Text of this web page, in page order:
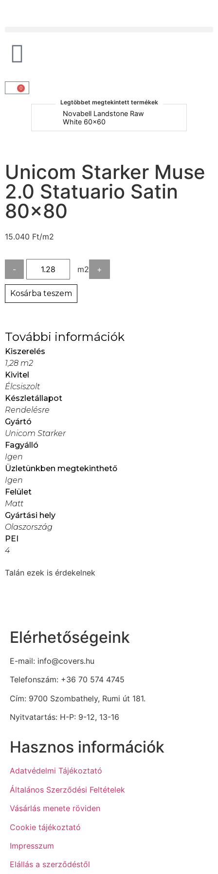
0
Legtöbbet megtekintett termékek
Novabell Landstone Raw
White 60x60
Unicom Starker Muse
2.0 Statuario Satin
80×80
15.040 Ft/m2
- m2 +
Kosárba teszem
További információk
Kiszerelés
1,28 m2
Kivitel
Élcsiszolt
Készletállapot
Rendelésre
Gyártó
Unicom Starker
Fagyálló
Igen
Üzletünkben megtekinthető
Igen
Felület
Matt
Gyártási hely
Olaszország
PEI
4
Talán ezek is érdekelnek
Elérhetőségeink
E-mail: info@covers.hu
Telefonszám: +36 70 574 4745
Cím: 9700 Szombathely, Rumi út 181.
Nyitvatartás: H-P: 9-12, 13-16
Hasznos információk
Adatvédelmi Tájékoztató
Általános Szerződési Feltételek
Vásárlás menete röviden
Cookie tájékoztató
Impresszum
Elállás a szerződéstől